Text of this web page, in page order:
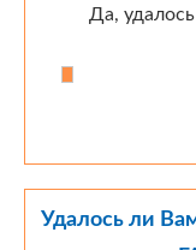
Да, удалось
Удалось ли